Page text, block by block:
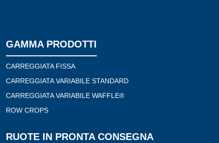
GAMMA PRODOTTI
CARREGGIATA FISSA
CARREGGIATA VARIABILE STANDARD
CARREGGIATA VARIABILE WAFFLE®
ROW CROPS
RUOTE IN PRONTA CONSEGNA